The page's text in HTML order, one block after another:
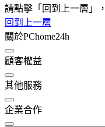
請點擊「回到上一層」
回到上一層
關於PChome24h
顧客權益
其他服務
企業合作